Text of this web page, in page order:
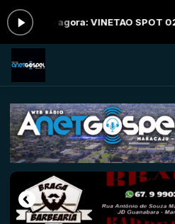
agora: VINETAO SPOT 02